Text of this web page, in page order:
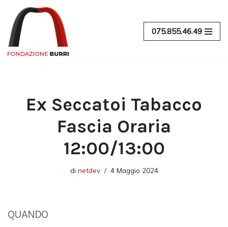
Vai
al
contenuto
075.855.46.49
Ex Seccatoi Tabacco
Fascia Oraria
12:00/13:00
di netdev 4 Maggio 2024
QUANDO